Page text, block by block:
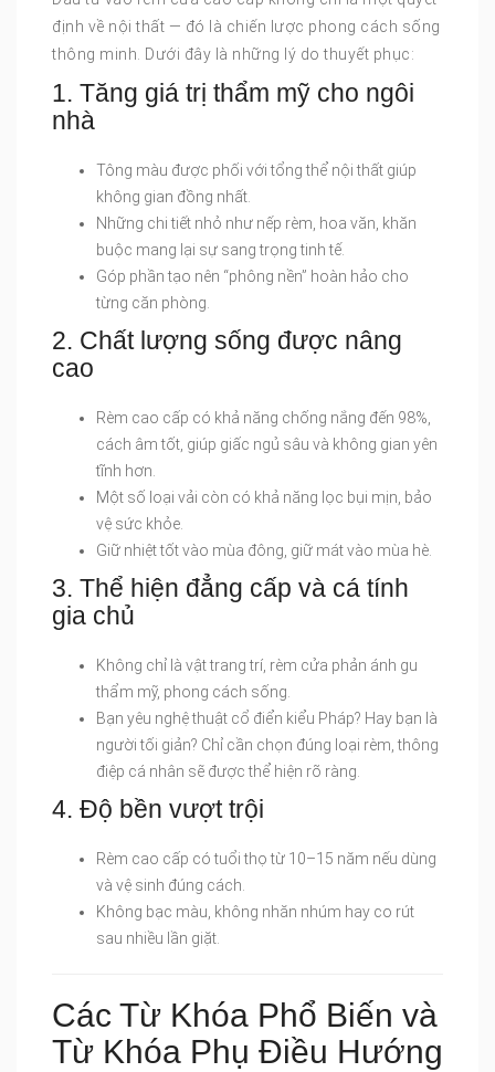
định về nội thất — đó là chiến lược phong cách sống
thông minh. Dưới đây là những lý do thuyết phục:
1. Tăng giá trị thẩm mỹ cho ngôi
nhà
Tông màu được phối với tổng thể nội thất giúp
không gian đồng nhất.
Những chi tiết nhỏ như nếp rèm, hoa văn, khăn
buộc mang lại sự sang trọng tinh tế.
Góp phần tạo nên “phông nền” hoàn hảo cho
từng căn phòng.
2. Chất lượng sống được nâng
cao
Rèm cao cấp có khả năng chống nắng đến 98%,
cách âm tốt, giúp giấc ngủ sâu và không gian yên
tĩnh hơn.
Một số loại vải còn có khả năng lọc bụi mịn, bảo
vệ sức khỏe.
Giữ nhiệt tốt vào mùa đông, giữ mát vào mùa hè.
3. Thể hiện đẳng cấp và cá tính
gia chủ
Không chỉ là vật trang trí, rèm cửa phản ánh gu
thẩm mỹ, phong cách sống.
Bạn yêu nghệ thuật cổ điển kiểu Pháp? Hay bạn là
người tối giản? Chỉ cần chọn đúng loại rèm, thông
điệp cá nhân sẽ được thể hiện rõ ràng.
4. Độ bền vượt trội
Rèm cao cấp có tuổi thọ từ 10–15 năm nếu dùng
và vệ sinh đúng cách.
Không bạc màu, không nhăn nhúm hay co rút
sau nhiều lần giặt.
Các Từ Khóa Phổ Biến và
Từ Khóa Phụ Điều Hướng